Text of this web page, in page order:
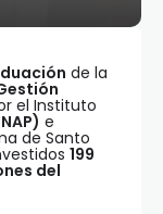
de la
el Instituto
e
de Santo
199
del